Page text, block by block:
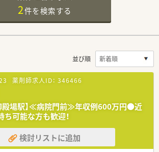
2件を検索する
並び順
薬剤師求人ID： 346466
殿場駅】≪病院門前≫年収例600万円●近
可能な方も歓迎！
検討リストに追加